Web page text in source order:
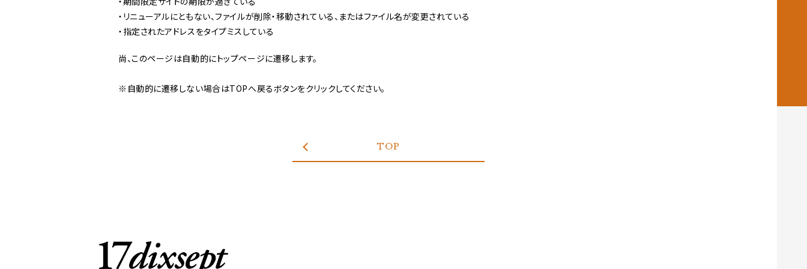
・リニューアルにともない、ファイルが削除・移動されている、またはファイル名が変更されている
・指定されたアドレスをタイプミスしている
尚、このページは自動的にトップページに遷移します。
※自動的に遷移しない場合はTOPへ戻るボタンをクリックしてください。
TOP